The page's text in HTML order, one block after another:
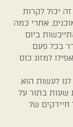
יכול לקרות
אחרי כמה
ביום
בכל פעם
למזוג כוס
לעשות הוא
שעות בתור על
של